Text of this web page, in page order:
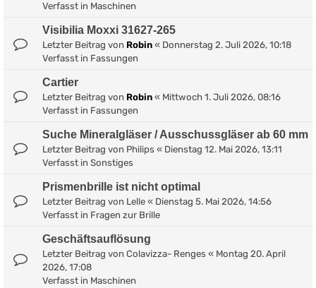
Verfasst in Maschinen
Visibilia Moxxi 31627-265
Letzter Beitrag von Robin « Donnerstag 2. Juli 2026, 10:18
Verfasst in Fassungen
Cartier
Letzter Beitrag von Robin « Mittwoch 1. Juli 2026, 08:16
Verfasst in Fassungen
Suche Mineralgläser / Ausschussgläser ab 60 mm
Letzter Beitrag von Philips « Dienstag 12. Mai 2026, 13:11
Verfasst in Sonstiges
Prismenbrille ist nicht optimal
Letzter Beitrag von Lelle « Dienstag 5. Mai 2026, 14:56
Verfasst in Fragen zur Brille
Geschäftsauflösung
Letzter Beitrag von Colavizza- Renges « Montag 20. April
2026, 17:08
Verfasst in Maschinen